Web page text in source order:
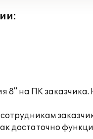
8" на ПК
достаточно